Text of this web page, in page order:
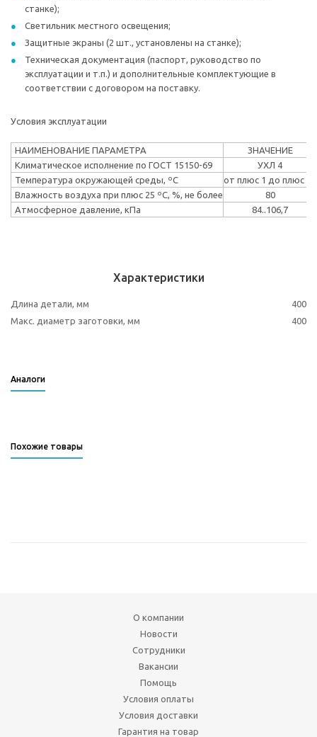
станке);
Светильник местного освещения;
Защитные экраны (2 шт., установлены на станке);
Техническая документация (паспорт, руководство по
эксплуатации и т.п.) и дополнительные комплектующие в
соответствии с договором на поставку.
Условия эксплуатации
НАИМЕНОВАНИЕ ПАРАМЕТРА
ЗНАЧЕНИЕ
Климатическое исполнение по ГОСТ 15150-69
УХЛ 4
Температура окружающей среды, ºС
от плюс 1 до плюс 40
Влажность воздуха при плюс 25 ºС, %, не более
80
Атмосферное давление, кПа
84..106,7
Характеристики
Длина детали, мм
400
Макс. диаметр заготовки, мм
400
Аналоги
Похожие товары
О компании
Новости
Сотрудники
Вакансии
Помощь
Условия оплаты
Условия доставки
Гарантия на товар